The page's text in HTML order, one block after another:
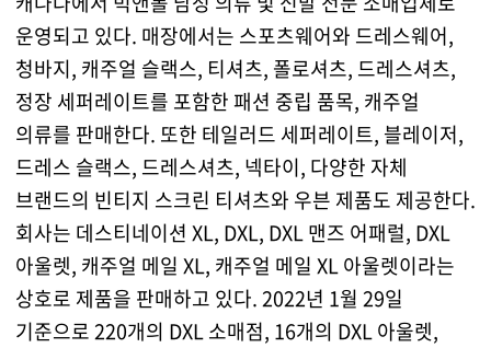
운영되고 있다. 매장에서는 스포츠웨어와 드레스웨어,
청바지, 캐주얼 슬랙스, 티셔츠, 폴로셔츠, 드레스셔츠,
정장 세퍼레이트를 포함한 패션 중립 품목, 캐주얼
의류를 판매한다. 또한 테일러드 세퍼레이트, 블레이저,
드레스 슬랙스, 드레스셔츠, 넥타이, 다양한 자체
브랜드의 빈티지 스크린 티셔츠와 우븐 제품도 제공한다.
회사는 데스티네이션 XL, DXL, DXL 맨즈 어패럴, DXL
아울렛, 캐주얼 메일 XL, 캐주얼 메일 XL 아울렛이라는
상호로 제품을 판매하고 있다. 2022년 1월 29일
기준으로 220개의 DXL 소매점, 16개의 DXL 아울렛,